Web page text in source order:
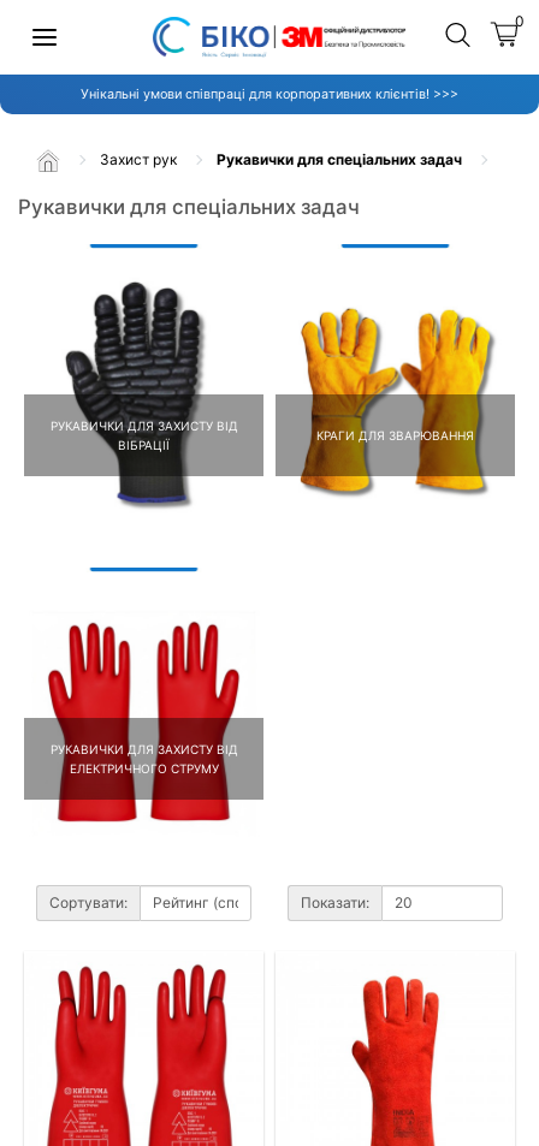
0
Унікальні умови співпраці для корпоративних клієнтів! >>>
Захист рук Рукавички для спеціальних задач
Рукавички для спеціальних задач
РУКАВИЧКИ ДЛЯ ЗАХИСТУ ВІД
ВІБРАЦІЇ
КРАГИ ДЛЯ ЗВАРЮВАННЯ
РУКАВИЧКИ ДЛЯ ЗАХИСТУ ВІД
ЕЛЕКТРИЧНОГО СТРУМУ
Сортувати: Показати: